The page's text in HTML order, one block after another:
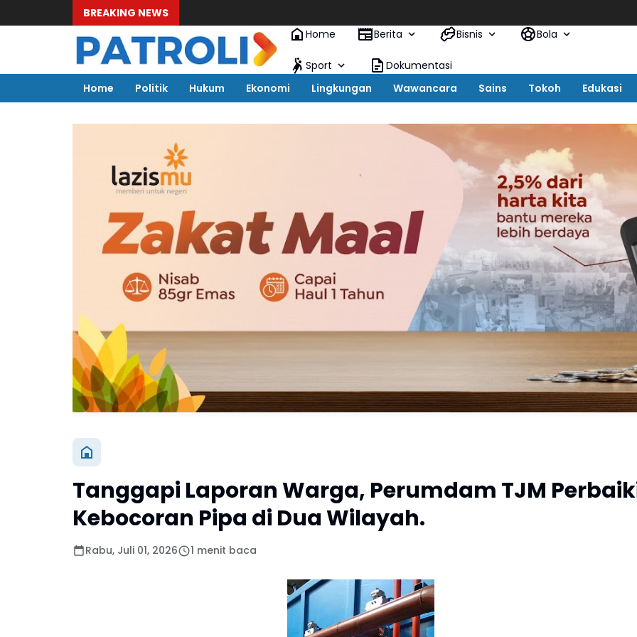
BREAKING NEWS
Home
Berita Bisnis Bola
Sport
Dokumentasi
Home
Politik Hukum Ekonomi Lingkungan Wawancara Sains Tokoh Edukasi
Tanggapi Laporan Warga, Perumdam TJM
Kebocoran Pipa di Dua Wilayah.
Rabu, Juli 01, 2026 1 menit baca